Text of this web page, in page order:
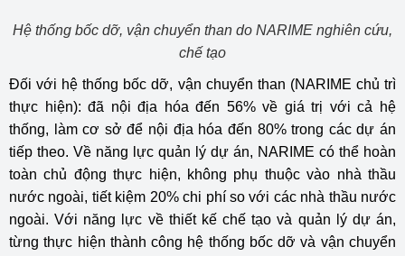
Hệ thống bốc dỡ, vận chuyển than do NARIME nghiên cứu,
chế tạo
Đối với hệ thống bốc dỡ, vận chuyển than (NARIME chủ trì
thực hiện): đã nội địa hóa đến 56% về giá trị với cả hệ
thống, làm cơ sở để nội địa hóa đến 80% trong các dự án
tiếp theo. Về năng lực quản lý dự án, NARIME có thể hoàn
toàn chủ động thực hiện, không phụ thuộc vào nhà thầu
nước ngoài, tiết kiệm 20% chi phí so với các nhà thầu nước
ngoài. Với năng lực về thiết kế chế tạo và quản lý dự án,
từng thực hiện thành công hệ thống bốc dỡ và vận chuyển